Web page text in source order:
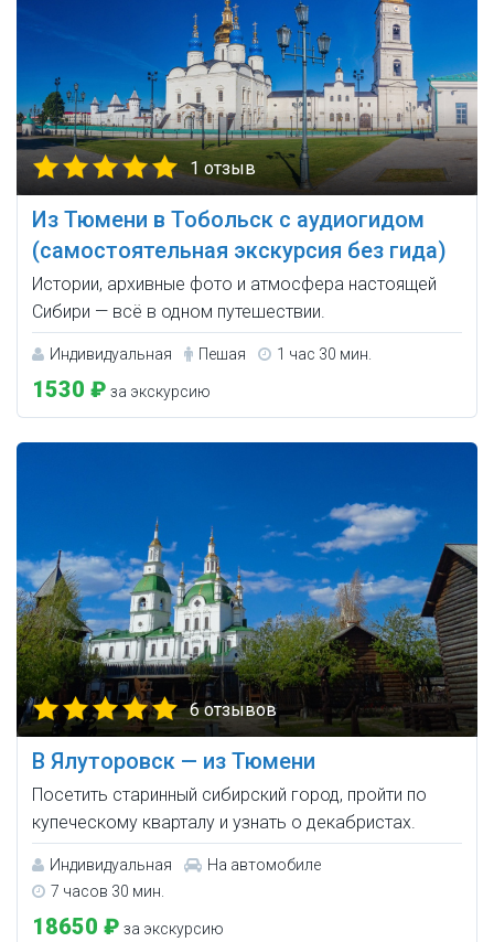
1 отзыв
Из Тюмени в Тобольск с аудиогидом
(самостоятельная экскурсия без гида)
Истории, архивные фото и атмосфера настоящей
Сибири — всё в одном путешествии.
Индивидуальная Пешая 1 час 30 мин.
1530 ₽ за экскурсию
6 отзывов
В Ялуторовск — из Тюмени
Посетить старинный сибирский город, пройти по
купеческому кварталу и узнать о декабристах.
Индивидуальная
На автомобиле
7 часов 30 мин.
18650 ₽ за экскурсию